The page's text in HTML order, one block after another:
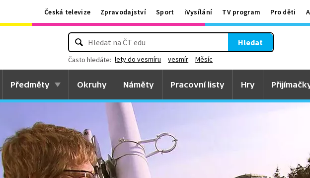
Česká televize Zpravodajství Sport iVysílání TV program Pro děti
Hledat
Často hledáte: lety do vesmíru vesmír Měsíc
Předměty Okruhy Náměty Pracovní listy Hry